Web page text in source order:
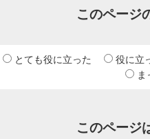
このページ
とても役に立った 役に立
このページ